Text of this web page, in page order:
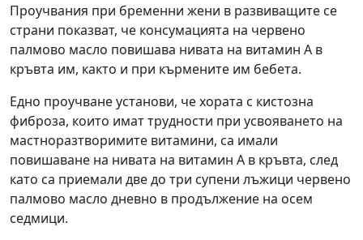
Проучвания при бременни жени в развиващите се
страни показват, че консумацията на червено
палмово масло повишава нивата на витамин А в
кръвта им, както и при кърмените им бебета.
Едно проучване установи, че хората с кистозна
фиброза, които имат трудности при усвояването на
мастноразтворимите витамини, са имали
повишаване на нивата на витамин А в кръвта, след
като са приемали две до три супени лъжици червено
палмово масло дневно в продължение на осем
седмици.